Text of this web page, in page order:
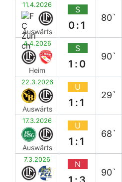
11.4.2026
Auswärts
S
0:1
80`
4.4.2026
Heim
S
1:0
90`
22.3.2026
Auswärts
U
1:1
29`
17.3.2026
Auswärts
U
1:1
68`
7.3.2026 N
90`